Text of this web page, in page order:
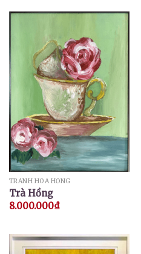
TRANH HOA HỒNG
Trà Hồng
8.000.000₫